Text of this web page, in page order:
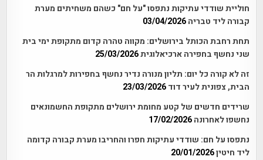
חוליית שודדי עתיקות נתפסו "על חם" כשהם משחיתים מערת
קבורה ליד טבריה 03/04/2026
תחת רחבת הכותל בירושלים: מקווה טהרה קדום מתקופת ימי בית
שני נחשף בחפירה ארכיאלוגית25/03/2026
זה לא קורה כל יום: תליון מנורה נדיר נחשף בחפירות למרגלות הר
הבית, צפונית לעיר דוד 23/03/2026
שרידים חדשים של קטע מחומת ירושלים מתקופת החשמונאים
נחשפו לאחרונה 17/02/2026
נתפסו על חם: שודדי עתיקות חפרו והחריבו מערת קבורה קדומה
ליד חיטין20/01/2026